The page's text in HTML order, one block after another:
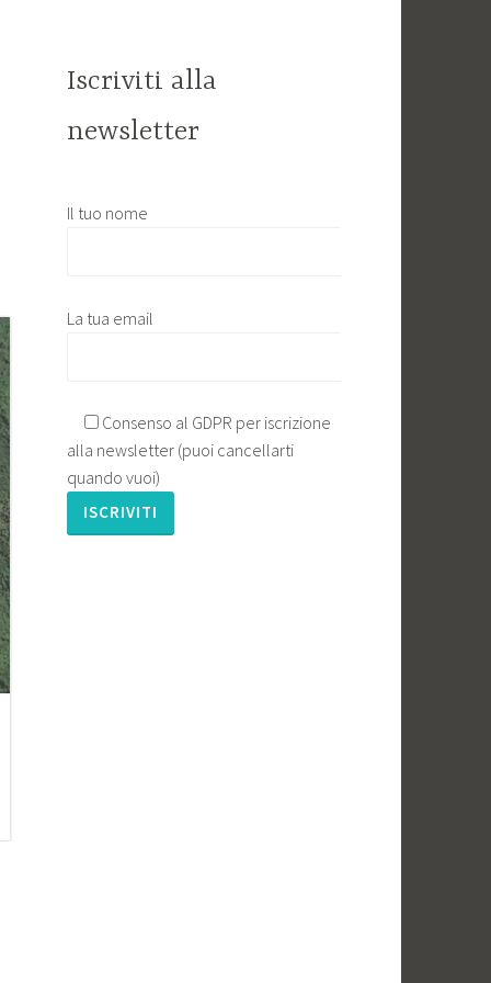
Iscriviti alla
newsletter
Il tuo nome
La tua email
Consenso al GDPR per iscrizione
alla newsletter (puoi cancellarti
quando vuoi)